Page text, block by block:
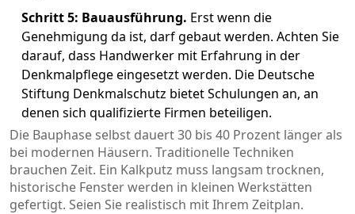
Schritt 5: Bauausführung. Erst wenn die
Genehmigung da ist, darf gebaut werden. Achten Sie
darauf, dass Handwerker mit Erfahrung in der
Denkmalpflege eingesetzt werden. Die Deutsche
Stiftung Denkmalschutz bietet Schulungen an, an
denen sich qualifizierte Firmen beteiligen.
Die Bauphase selbst dauert 30 bis 40 Prozent länger als
bei modernen Häusern. Traditionelle Techniken
brauchen Zeit. Ein Kalkputz muss langsam trocknen,
historische Fenster werden in kleinen Werkstätten
gefertigt. Seien Sie realistisch mit Ihrem Zeitplan.